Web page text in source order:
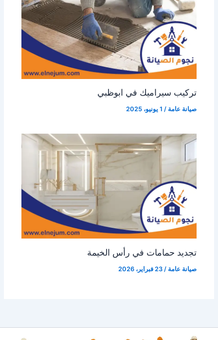
تركيب سيراميك في ابوظبي
صيانة عامة / 1 يونيو، 2025
تجديد حمامات في رأس الخيمة
صيانة عامة /23 فبراير، 2026